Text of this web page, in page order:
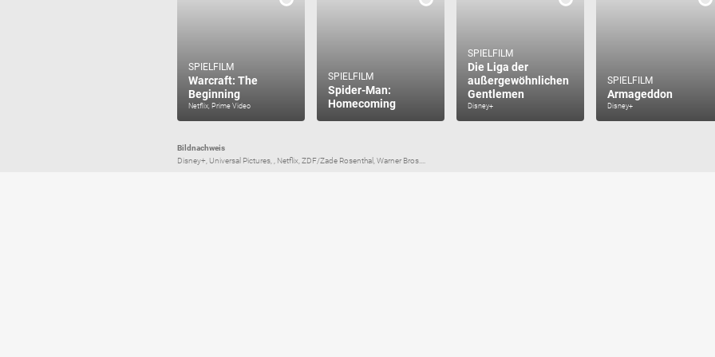
SPIELFILM
Warcraft: The
Beginning
Netflix, Prime Video
SPIELFILM
Spider-Man:
Homecoming
SPIELFILM
Die Liga der
außergewöhnlichen
Gentlemen
Disney+
SPIELFILM
Armageddon
Disney+
Bildnachweis
Disney+, Universal Pictures, , Netflix, ZDF/Zade Rosenthal, Warner Bros....